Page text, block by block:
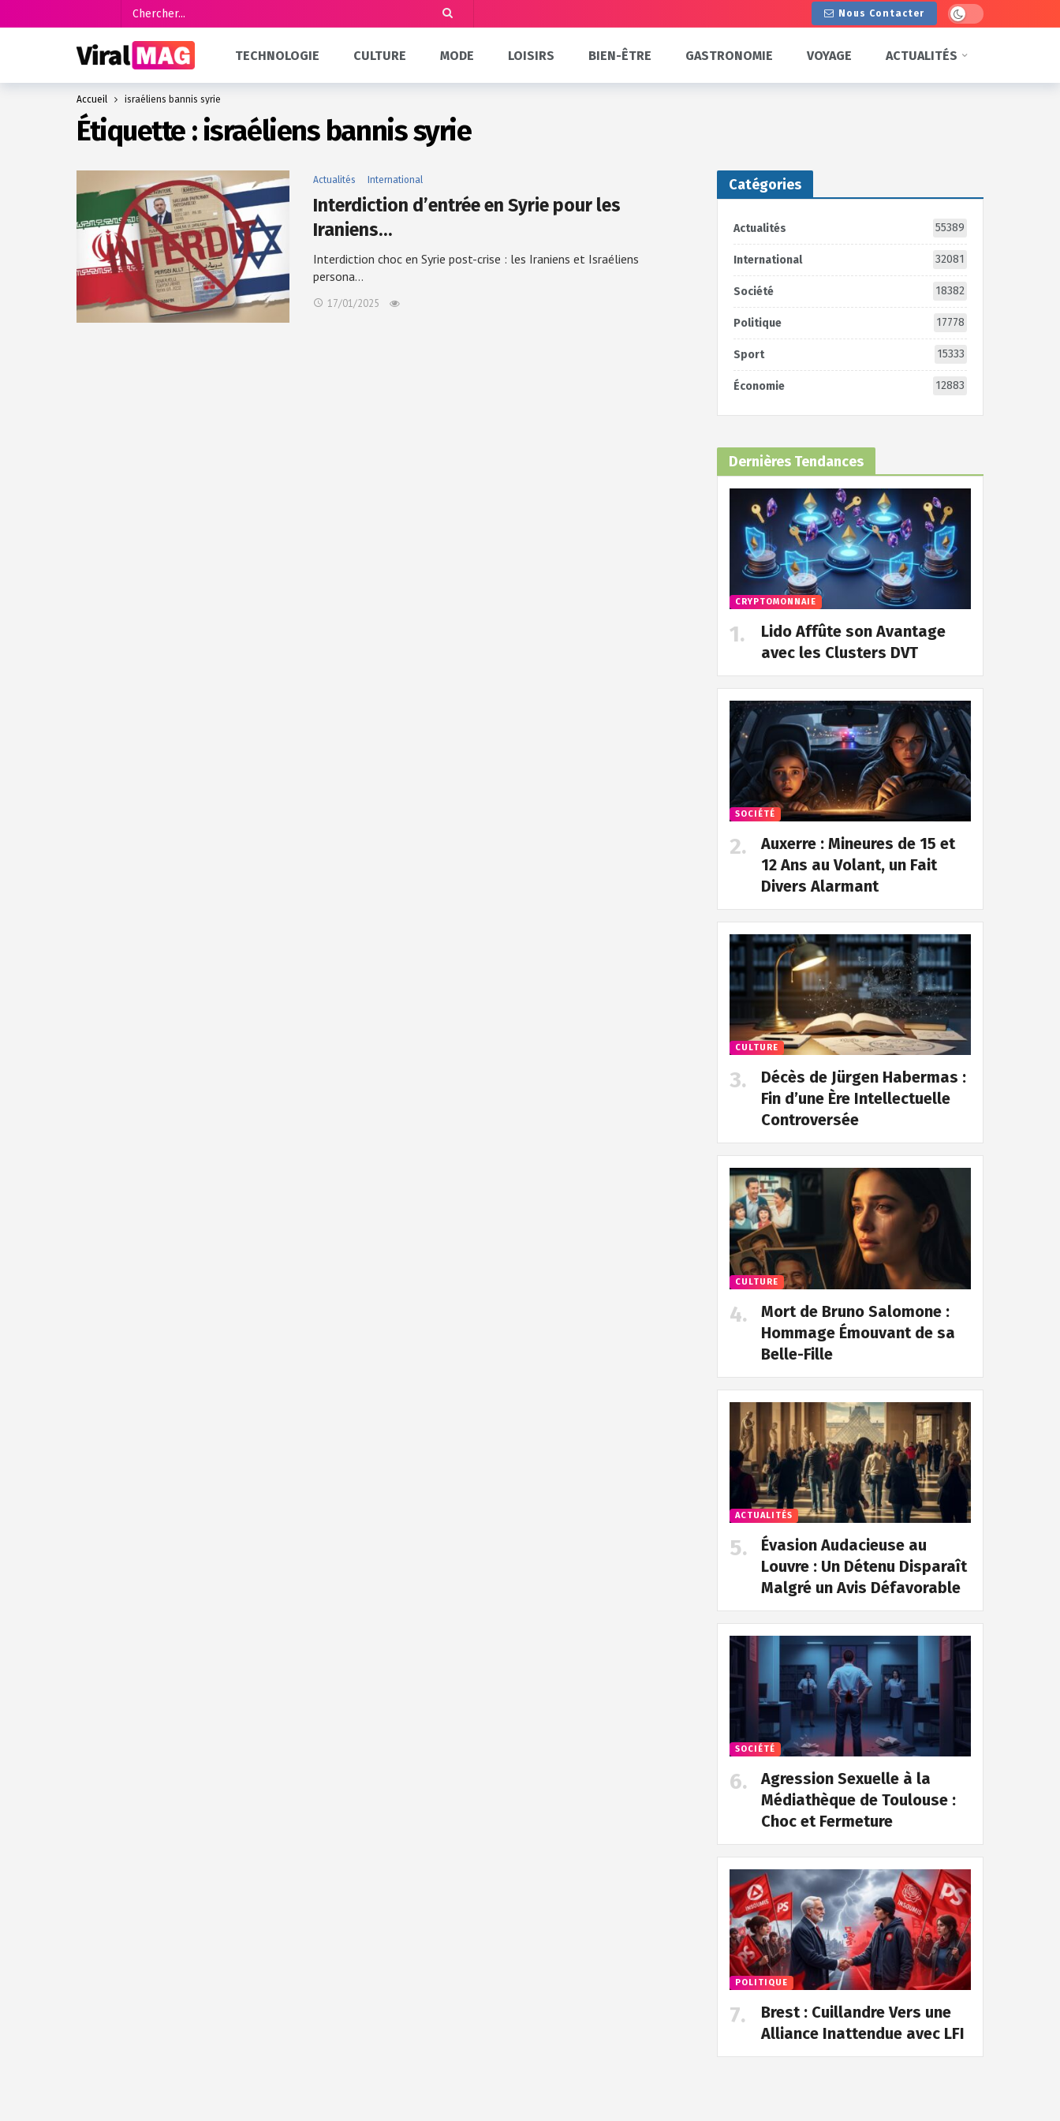
Nous Contacter Dark mode
TECHNOLOGIE CULTURE MODE LOISIRS BIEN-ÊTRE GASTRONOMIE VOYAGE ACTUALITÉS
Accueil israéliens bannis syrie
Étiquette : israéliens bannis syrie
Actualités International
Interdiction d’entrée en Syrie pour les
Iraniens…
Interdiction choc en Syrie post-crise : les Iraniens et Israéliens
persona…
17/01/2025
Catégories
Actualités 55389
International 32081
Société 18382
Politique 17778
Sport 15333
Économie 12883
Dernières Tendances
CRYPTOMONNAIE
Lido Affûte son Avantage
avec les Clusters DVT
SOCIÉTÉ
Auxerre : Mineures de 15 et
12 Ans au Volant, un Fait
Divers Alarmant
CULTURE
Décès de Jürgen Habermas :
Fin d’une Ère Intellectuelle
Controversée
CULTURE
Mort de Bruno Salomone :
Hommage Émouvant de sa
Belle-Fille
ACTUALITÉS
Évasion Audacieuse au
Louvre : Un Détenu Disparaît
Malgré un Avis Défavorable
SOCIÉTÉ
Agression Sexuelle à la
Médiathèque de Toulouse :
Choc et Fermeture
POLITIQUE
Brest : Cuillandre Vers une
Alliance Inattendue avec LFI